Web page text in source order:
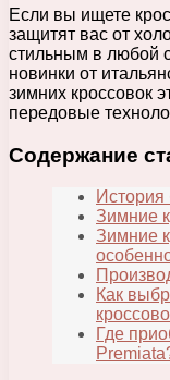
Если вы ищете
защитят вас от
стильным в любой
новинки от
зимних кроссовок
передовые
Содержание
История
Зимние
Зимние
Как
Где